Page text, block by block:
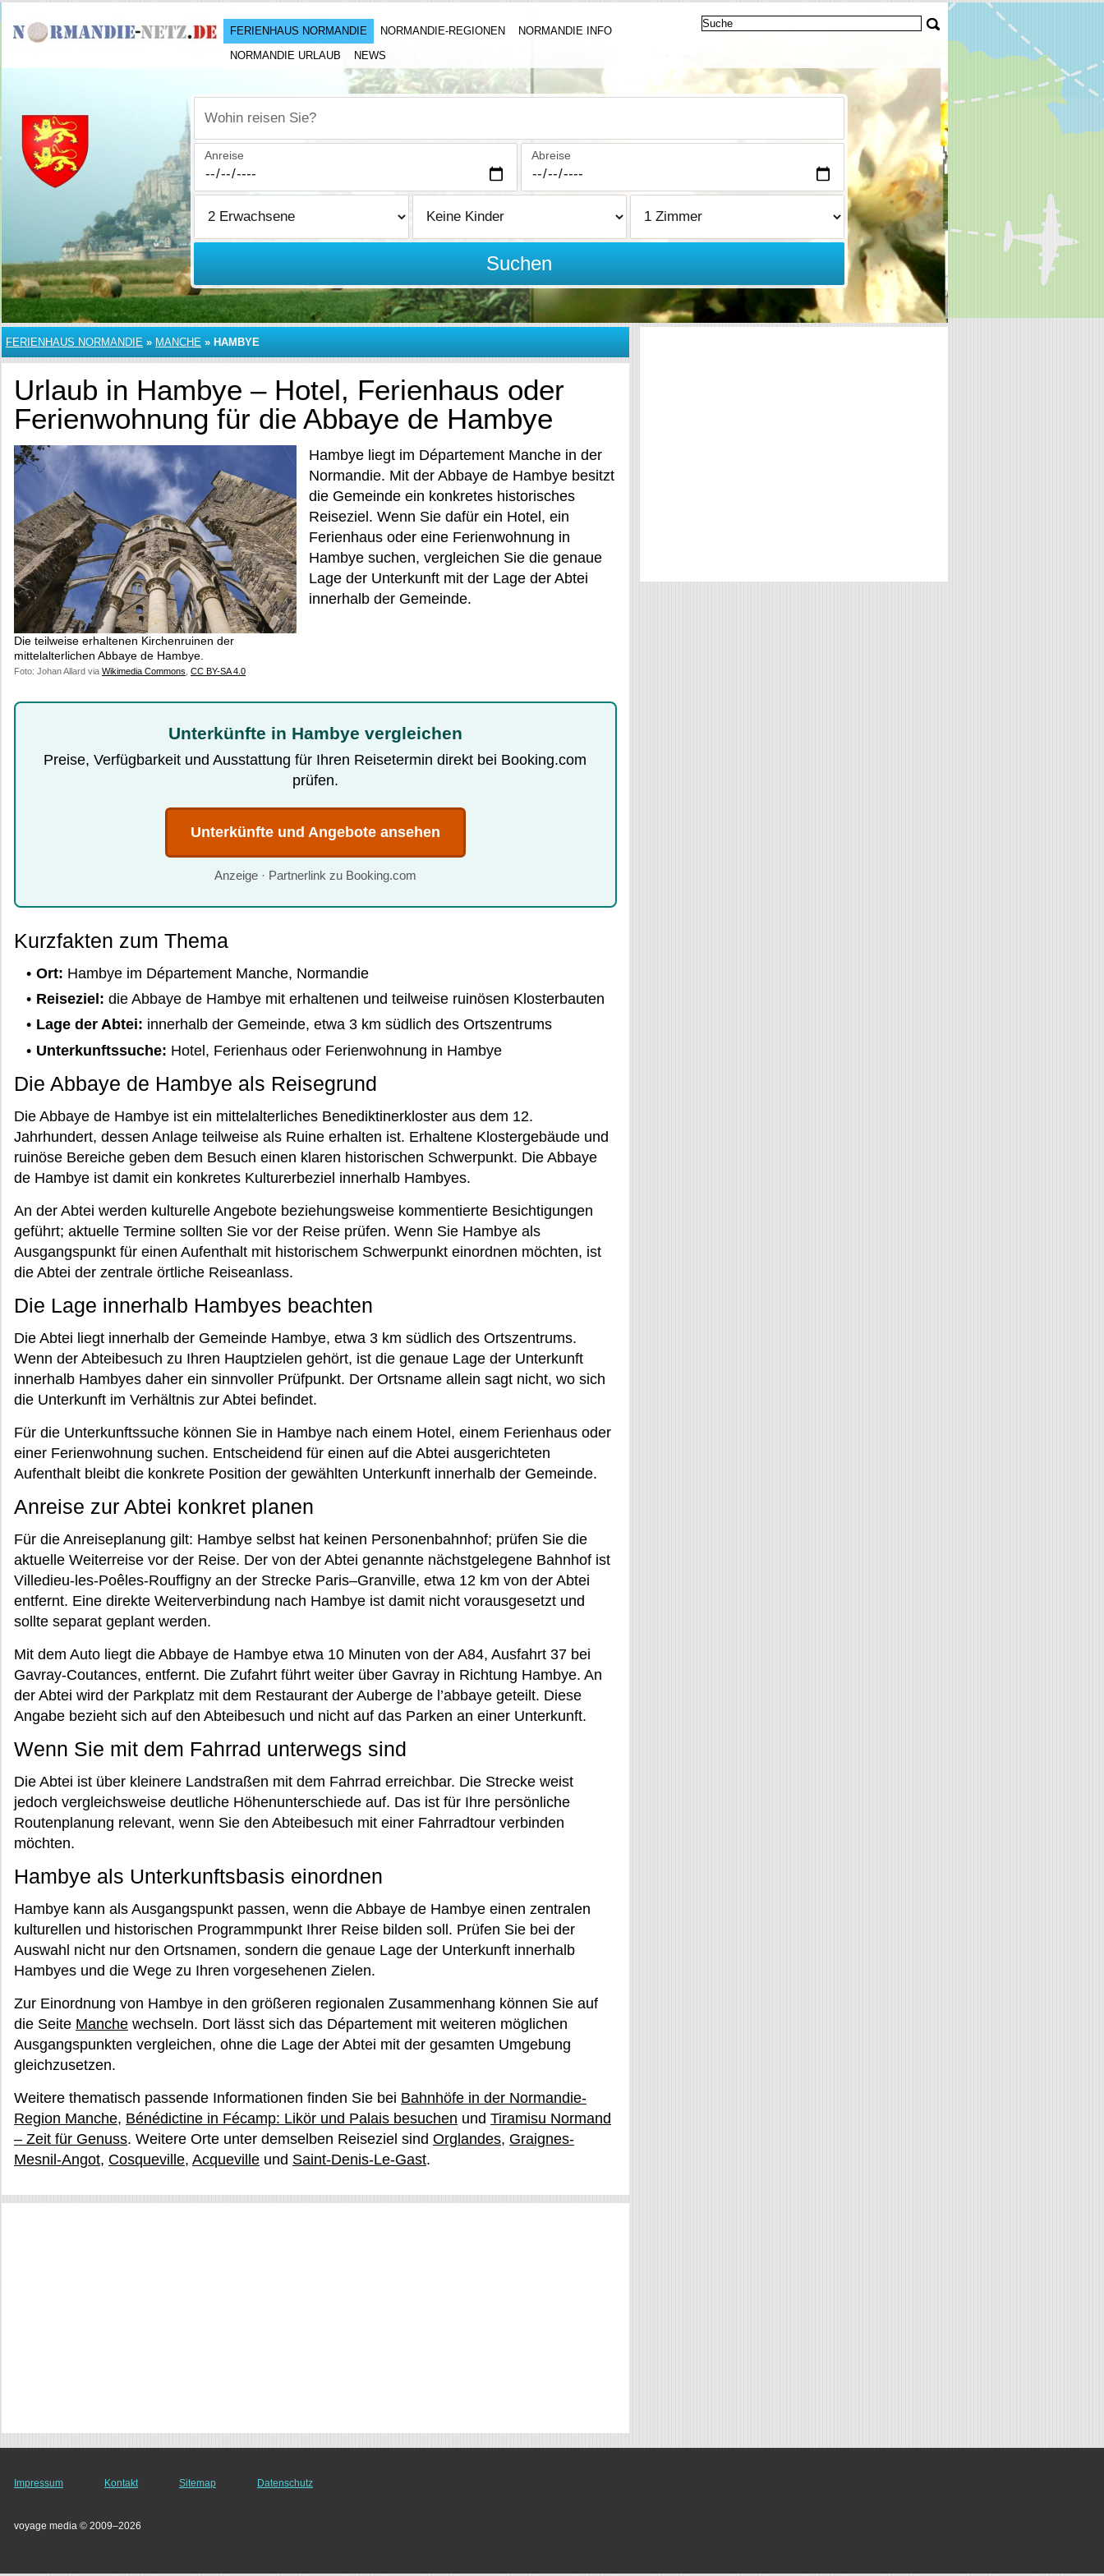
FERIENHAUS NORMANDIE NORMANDIE-REGIONEN
NORMANDIE INFO
NORMANDIE URLAUB
NEWS
Wohin reisen Sie?
Anreise Abreise
Suchen
FERIENHAUS NORMANDIE » MANCHE » HAMBYE
Urlaub in Hambye – Hotel, Ferienhaus oder
Ferienwohnung für die Abbaye de Hambye
Die teilweise erhaltenen Kirchenruinen der
mittelalterlichen Abbaye de Hambye.
Foto: Johan Allard via Wikimedia Commons CC BY-SA 4.0
Hambye liegt im Département Manche in der
Normandie. Mit der Abbaye de Hambye besitzt
die Gemeinde ein konkretes historisches
Reiseziel. Wenn Sie dafür ein Hotel, ein
Ferienhaus oder eine Ferienwohnung in
Hambye suchen, vergleichen Sie die genaue
Lage der Unterkunft mit der Lage der Abtei
innerhalb der Gemeinde.
Unterkünfte in Hambye vergleichen
Preise, Verfügbarkeit und Ausstattung für Ihren Reisetermin direkt bei Booking.com
prüfen.
Unterkünfte und Angebote ansehen
Anzeige · Partnerlink zu Booking.com
Kurzfakten zum Thema
Ort: Hambye im Département Manche, Normandie
Reiseziel: die Abbaye de Hambye mit erhaltenen und teilweise ruinösen Klosterbauten
Lage der Abtei: innerhalb der Gemeinde, etwa 3 km südlich des Ortszentrums
Unterkunftssuche: Hotel, Ferienhaus oder Ferienwohnung in Hambye
Die Abbaye de Hambye als Reisegrund
Die Abbaye de Hambye ist ein mittelalterliches Benediktinerkloster aus dem 12.
Jahrhundert, dessen Anlage teilweise als Ruine erhalten ist. Erhaltene Klostergebäude und
ruinöse Bereiche geben dem Besuch einen klaren historischen Schwerpunkt. Die Abbaye
de Hambye ist damit ein konkretes Kulturerbeziel innerhalb Hambyes.
An der Abtei werden kulturelle Angebote beziehungsweise kommentierte Besichtigungen
geführt; aktuelle Termine sollten Sie vor der Reise prüfen. Wenn Sie Hambye als
Ausgangspunkt für einen Aufenthalt mit historischem Schwerpunkt einordnen möchten, ist
die Abtei der zentrale örtliche Reiseanlass.
Die Lage innerhalb Hambyes beachten
Die Abtei liegt innerhalb der Gemeinde Hambye, etwa 3 km südlich des Ortszentrums.
Wenn der Abteibesuch zu Ihren Hauptzielen gehört, ist die genaue Lage der Unterkunft
innerhalb Hambyes daher ein sinnvoller Prüfpunkt. Der Ortsname allein sagt nicht, wo sich
die Unterkunft im Verhältnis zur Abtei befindet.
Für die Unterkunftssuche können Sie in Hambye nach einem Hotel, einem Ferienhaus oder
einer Ferienwohnung suchen. Entscheidend für einen auf die Abtei ausgerichteten
Aufenthalt bleibt die konkrete Position der gewählten Unterkunft innerhalb der Gemeinde.
Anreise zur Abtei konkret planen
Für die Anreiseplanung gilt: Hambye selbst hat keinen Personenbahnhof; prüfen Sie die
aktuelle Weiterreise vor der Reise. Der von der Abtei genannte nächstgelegene Bahnhof ist
Villedieu-les-Poêles-Rouffigny an der Strecke Paris–Granville, etwa 12 km von der Abtei
entfernt. Eine direkte Weiterverbindung nach Hambye ist damit nicht vorausgesetzt und
sollte separat geplant werden.
Mit dem Auto liegt die Abbaye de Hambye etwa 10 Minuten von der A84, Ausfahrt 37 bei
Gavray-Coutances, entfernt. Die Zufahrt führt weiter über Gavray in Richtung Hambye. An
der Abtei wird der Parkplatz mit dem Restaurant der Auberge de l’abbaye geteilt. Diese
Angabe bezieht sich auf den Abteibesuch und nicht auf das Parken an einer Unterkunft.
Wenn Sie mit dem Fahrrad unterwegs sind
Die Abtei ist über kleinere Landstraßen mit dem Fahrrad erreichbar. Die Strecke weist
jedoch vergleichsweise deutliche Höhenunterschiede auf. Das ist für Ihre persönliche
Routenplanung relevant, wenn Sie den Abteibesuch mit einer Fahrradtour verbinden
möchten.
Hambye als Unterkunftsbasis einordnen
Hambye kann als Ausgangspunkt passen, wenn die Abbaye de Hambye einen zentralen
kulturellen und historischen Programmpunkt Ihrer Reise bilden soll. Prüfen Sie bei der
Auswahl nicht nur den Ortsnamen, sondern die genaue Lage der Unterkunft innerhalb
Hambyes und die Wege zu Ihren vorgesehenen Zielen.
Zur Einordnung von Hambye in den größeren regionalen Zusammenhang können Sie auf
die Seite Manche wechseln. Dort lässt sich das Département mit weiteren möglichen
Ausgangspunkten vergleichen, ohne die Lage der Abtei mit der gesamten Umgebung
gleichzusetzen.
Weitere thematisch passende Informationen finden Sie bei Bahnhöfe in der Normandie-
Region Manche, Bénédictine in Fécamp: Likör und Palais besuchen und Tiramisu Normand
– Zeit für Genuss. Weitere Orte unter demselben Reiseziel sind Orglandes, Graignes-
Mesnil-Angot, Cosqueville, Acqueville und Saint-Denis-Le-Gast.
Impressum Kontakt Sitemap Datenschutz
voyage media © 2009–2026